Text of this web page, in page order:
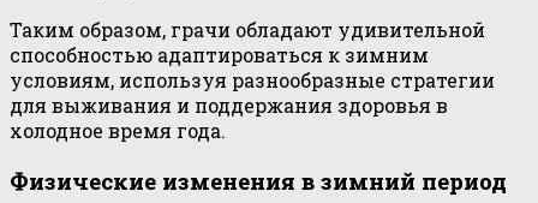
Таким образом, грачи обладают удивительной
способностью адаптироваться к зимним
условиям, используя разнообразные стратегии
для выживания и поддержания здоровья в
холодное время года.
Физические изменения в зимний период